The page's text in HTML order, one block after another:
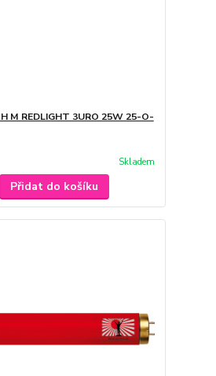
M REDLIGHT 3URO 25W 25-O-
Skladem
Přidat do košíku